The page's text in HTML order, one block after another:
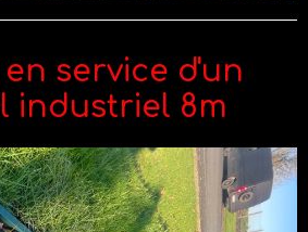
en service d'un
industriel 8m